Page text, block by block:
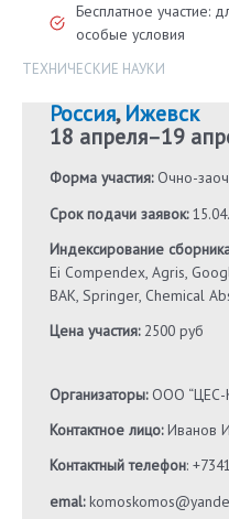
Бесплатное участие:
особые условия
ТЕХНИЧЕСКИЕ НАУКИ
Россия,Ижевск
18 апреля–19
Форма участия:Очно-
Срок подачи заявок:
Индексирование
Ei Compendex, Agris,
ВАК, Springer, Chemical
Цена участия:2500 руб
Организаторы:ООО “ЦЕС-
Контактное лицо:Иванов
Контактный телефон:
emal: